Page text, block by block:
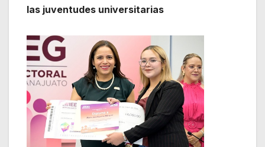
las juventudes universitarias